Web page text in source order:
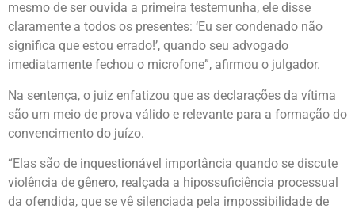
mesmo de ser ouvida a primeira testemunha, ele disse
claramente a todos os presentes: ‘Eu ser condenado não
significa que estou errado!’, quando seu advogado
imediatamente fechou o microfone”, afirmou o julgador.
Na sentença, o juiz enfatizou que as declarações da vítima
são um meio de prova válido e relevante para a formação do
convencimento do juízo.
“Elas são de inquestionável importância quando se discute
violência de gênero, realçada a hipossuficiência processual
da ofendida, que se vê silenciada pela impossibilidade de